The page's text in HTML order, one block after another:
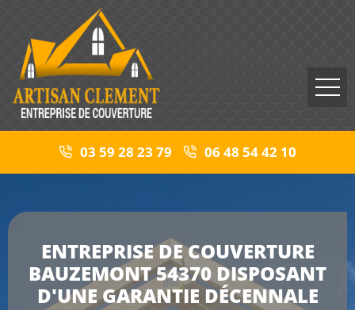
03 59 28 23 79 06 48 54 42 10
ENTREPRISE DE COUVERTURE
BAUZEMONT 54370 DISPOSANT
D'UNE GARANTIE DÉCENNALE